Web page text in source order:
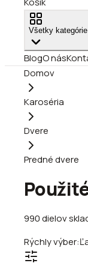
Všetky kategórie
BlogO nás
Domov
Karoséria
Dvere
Predné dvere
990dielov
Rýchly výber: